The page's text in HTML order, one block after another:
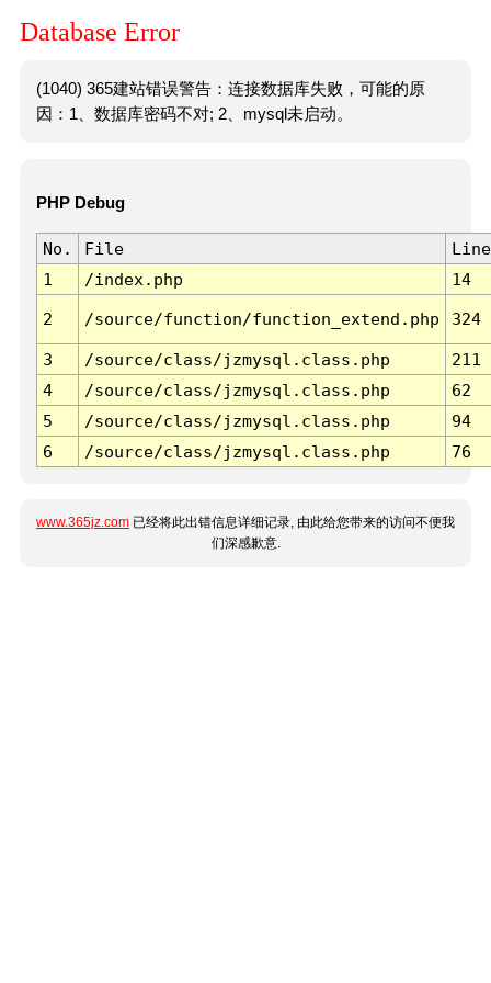
Database Error
(1040) 365建站错误警告：连接数据库失败，可能的原
因：1、数据库密码不对; 2、mysql未启动。
PHP Debug
No. File
Line
1
/index.php 14
2 /source/function/function_extend.php 324
3 /source/class/jzmysql.class.php
211
4
/source/class/jzmysql.class.php
62
5
/source/class/jzmysql.class.php
94
6
/source/class/jzmysql.class.php 76
www.365jz.com 已经将此出错信息详细记录, 由此给您带来的访问不便我
们深感歉意.